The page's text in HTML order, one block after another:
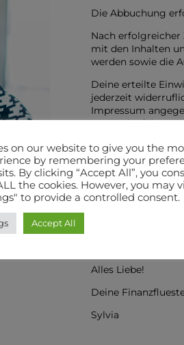
Die Abbuchung
Nach
mit den Inhalten
werden sowie die
Deine erteilte
jederzeit
Impressum
Versand erfolgt
nur zur
unter
Wenn dir der Kurs
wenn du den Kurs
Ich freue mich
Alles Liebe!
Deine
Sylvia
on our website to give you the
by remembering your
By clicking “Accept All”, you
the cookies. However, you may
to provide a controlled consent.
Accept All